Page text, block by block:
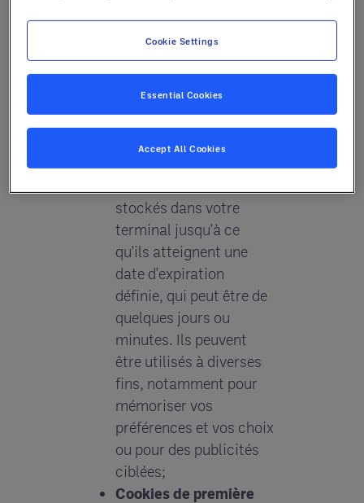
session de navigation et
sont automatiquement
supprimés lorsque vous
fermez le navigateur;
Cookies persistants :
stockés dans votre
terminal jusqu'à ce
qu'ils atteignent une
date d'expiration
définie, qui peut être de
quelques jours ou
minutes. Ils peuvent
être utilisés à diverses
fins, notamment pour
mémoriser vos
préférences et vos choix
ou pour des publicités
ciblées;
Cookies de première
Cookie Settings
Essential Cookies
Accept All Cookies